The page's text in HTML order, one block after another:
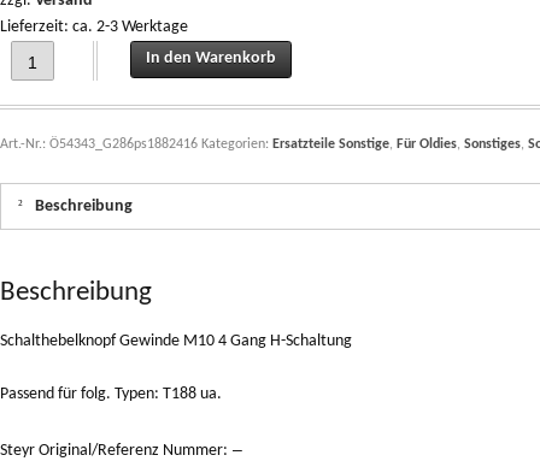
Lieferzeit: ca. 2-3 Werktage
Schalthebelknopf Schalthebelknauf Gewinde M10 4 Gang H-Schaltung
In den Warenkorb
Art.-Nr.: Ö54343_G286ps1882416 Kategorien: Ersatzteile Sonstige, Für Oldies, Sonstiges,
Beschreibung
Beschreibung
Schalthebelknopf Gewinde M10 4 Gang H-Schaltung
Passend für folg. Typen: T188 ua.
Steyr Original/Referenz Nummer: –